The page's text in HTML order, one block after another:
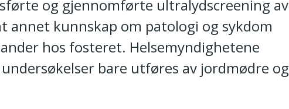
og gjennomførte ultralydscreening av
annet kunnskap om patologi og sykdom
hos fosteret. Helsemyndighetene
bare utføres av jordmødre og